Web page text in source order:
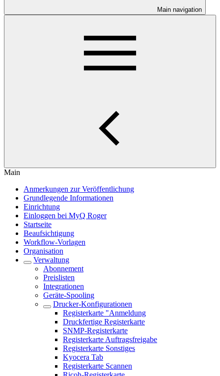
Main navigation
Main
Anmerkungen zur Veröffentlichung
Grundlegende Informationen
Einrichtung
Einloggen bei MyQ Roger
Startseite
Beaufsichtigung
Workflow-Vorlagen
Organisation
Verwaltung
Abonnement
Preislisten
Integrationen
Geräte-Spooling
Drucker-Konfigurationen
Registerkarte "Anmeldung
Druckfertige Registerkarte
SNMP-Registerkarte
Registerkarte Auftragsfreigabe
Registerkarte Sonstiges
Kyocera Tab
Registerkarte Scannen